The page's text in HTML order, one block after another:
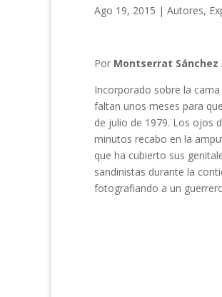
Ago 19, 2015 | Autores,
Por Montserrat Sánchez
Incorporado sobre la
faltan unos meses para
de julio de 1979. Los ojos
minutos recabo en la
que ha cubierto sus
sandinistas durante la
fotografiando a un